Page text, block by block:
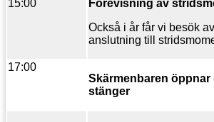
15:00
Förevisning av
Också i år får vi besök
anslutning till
17:00
Skärmenbaren
stänger